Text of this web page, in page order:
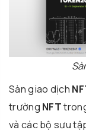
Sàn giao dịch
trường NFT
và các bộ sưu